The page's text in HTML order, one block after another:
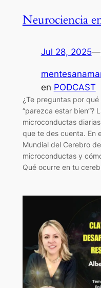
Neurociencia
Jul 28, 2025—
en PODCAST
¿Te preguntas por
“parezca estar bien”?
microconductas
que te des cuenta. En
Mundial del Cerebro
microconductas y
Qué ocurre en tu